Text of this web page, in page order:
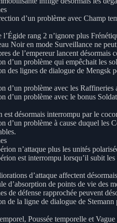
d’un problème avec Champ
l’Égide rang 2 n’ignore plus
Noir en mode Surveillance ne
de l’empereur lancent désormais
d’un problème qui empêchait les
des lignes de dialogue de Mengsk
d’un problème avec les
d’un problème avec le bonus
est désormais interrompu par le
d’un problème à cause duquel les
n’attaque plus les unités
est interrompu lorsqu’il subit
d’attaque affectent
d’absorption de points de vie des
de défense rapprochée peuvent
de la ligne de dialogue de
Poussée temporelle et